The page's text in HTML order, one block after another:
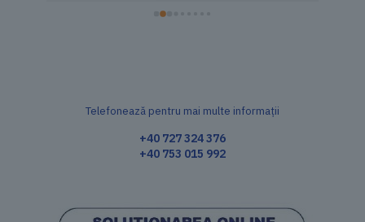
Telefonează pentru mai multe informații
+40 727 324 376
+40 753 015 992